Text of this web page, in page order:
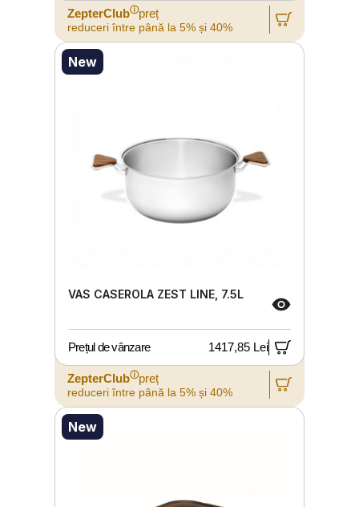
ZepterClubⓘpreț
reduceri între până la 5% și 40%
New
VAS CASEROLA ZEST LINE, 7.5L
Prețul de vânzare 1417,85 Lei
ZepterClubⓘpreț
reduceri între până la 5% și 40%
New